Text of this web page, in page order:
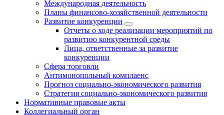
Международная деятельность
Планы финансово-хозяйственной деятельности
Развитие конкуренции
Отчеты о ходе реализации мероприятий по
развитию конкурентной среды
Лица, ответственные за развитие
конкуренции
Сфера торговли
Антимонопольный комплаенс
Прогноз социально-экономического развития
Стратегия социально-экономического развития
Нормативные правовые акты
Коллегиальный орган